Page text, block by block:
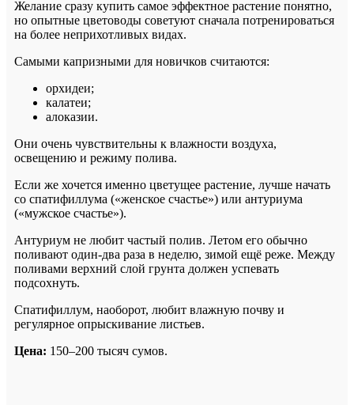
Желание сразу купить самое эффектное растение понятно,
но опытные цветоводы советуют сначала потренироваться
на более неприхотливых видах.
Самыми капризными для новичков считаются:
орхидеи;
калатеи;
алоказии.
Они очень чувствительны к влажности воздуха,
освещению и режиму полива.
Если же хочется именно цветущее растение, лучше начать
со спатифиллума («женское счастье») или антуриума
(«мужское счастье»).
Антуриум не любит частый полив. Летом его обычно
поливают один-два раза в неделю, зимой ещё реже. Между
поливами верхний слой грунта должен успевать
подсохнуть.
Спатифиллум, наоборот, любит влажную почву и
регулярное опрыскивание листьев.
Цена: 150–200 тысяч сумов.